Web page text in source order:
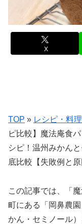
X
TOP » レシピ・料
ピ比較】魔法庵食
シピ！温州みかん
底比較【失敗例と原
この記事では、「
町にある「岡鼻農
かん・セミノール